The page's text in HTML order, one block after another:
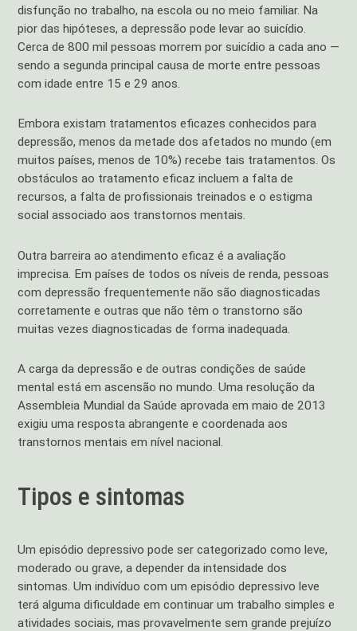
disfunção no trabalho, na escola ou no meio familiar. Na
pior das hipóteses, a depressão pode levar ao suicídio.
Cerca de 800 mil pessoas morrem por suicídio a cada ano —
sendo a segunda principal causa de morte entre pessoas
com idade entre 15 e 29 anos.
Embora existam tratamentos eficazes conhecidos para
depressão, menos da metade dos afetados no mundo (em
muitos países, menos de 10%) recebe tais tratamentos. Os
obstáculos ao tratamento eficaz incluem a falta de
recursos, a falta de profissionais treinados e o estigma
social associado aos transtornos mentais.
Outra barreira ao atendimento eficaz é a avaliação
imprecisa. Em países de todos os níveis de renda, pessoas
com depressão frequentemente não são diagnosticadas
corretamente e outras que não têm o transtorno são
muitas vezes diagnosticadas de forma inadequada.
A carga da depressão e de outras condições de saúde
mental está em ascensão no mundo. Uma resolução da
Assembleia Mundial da Saúde aprovada em maio de 2013
exigiu uma resposta abrangente e coordenada aos
transtornos mentais em nível nacional.
Tipos e sintomas
Um episódio depressivo pode ser categorizado como leve,
moderado ou grave, a depender da intensidade dos
sintomas. Um indivíduo com um episódio depressivo leve
terá alguma dificuldade em continuar um trabalho simples e
atividades sociais, mas provavelmente sem grande prejuízo